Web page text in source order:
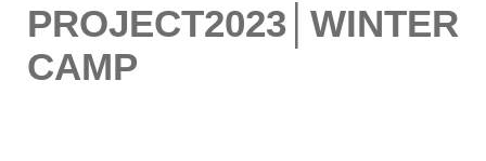
PROJECT2023│WINTER
CAMP